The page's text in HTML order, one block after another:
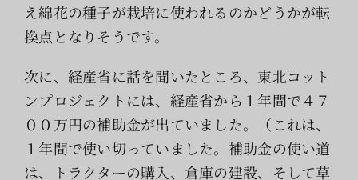
え綿花の種子が栽培に使われるのかどうかが転
換点となりそうです。
次に、経産省に話を聞いたところ、東北コット
ンプロジェクトには、経産省から１年間で４７
００万円の補助金が出ていました。（これは、
１年間で使い切っていました。補助金の使い道
は、トラクターの購入、倉庫の建設、そして草